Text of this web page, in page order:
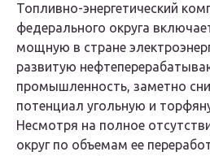
Топливно-энергетический
федерального округа
мощную в стране
развитую
промышленность, заметно
потенциал угольную и
Несмотря на полное
округ по объемам ее